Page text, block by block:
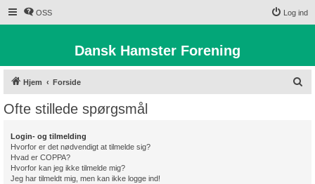
OSS Log ind
Dansk Hamster Forening
Hjem Forside
Ofte stillede spørgsmål
Login- og tilmelding
Hvorfor er det nødvendigt at tilmelde sig?
Hvad er COPPA?
Hvorfor kan jeg ikke tilmelde mig?
Jeg har tilmeldt mig, men kan ikke logge ind!